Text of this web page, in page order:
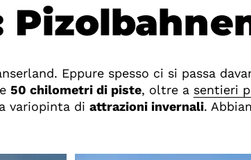
Eppure spesso ci si passa
50 chilometri di piste, oltre a sentieri
variopinta di attrazioni invernali.